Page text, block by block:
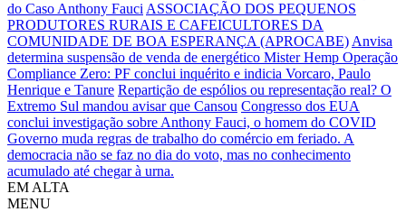
do Caso Anthony Fauci ASSOCIAÇÃO DOS PEQUENOS
PRODUTORES RURAIS E CAFEICULTORES DA
COMUNIDADE DE BOA ESPERANÇA (APROCABE) Anvisa
determina suspensão de venda de energético Mister Hemp Operação
Compliance Zero: PF conclui inquérito e indicia Vorcaro, Paulo
Henrique e Tanure Repartição de espólios ou representação real? O
Extremo Sul mandou avisar que Cansou Congresso dos EUA
conclui investigação sobre Anthony Fauci, o homem do COVID
Governo muda regras de trabalho do comércio em feriado. A
democracia não se faz no dia do voto, mas no conhecimento
acumulado até chegar à urna.
EM ALTA
MENU